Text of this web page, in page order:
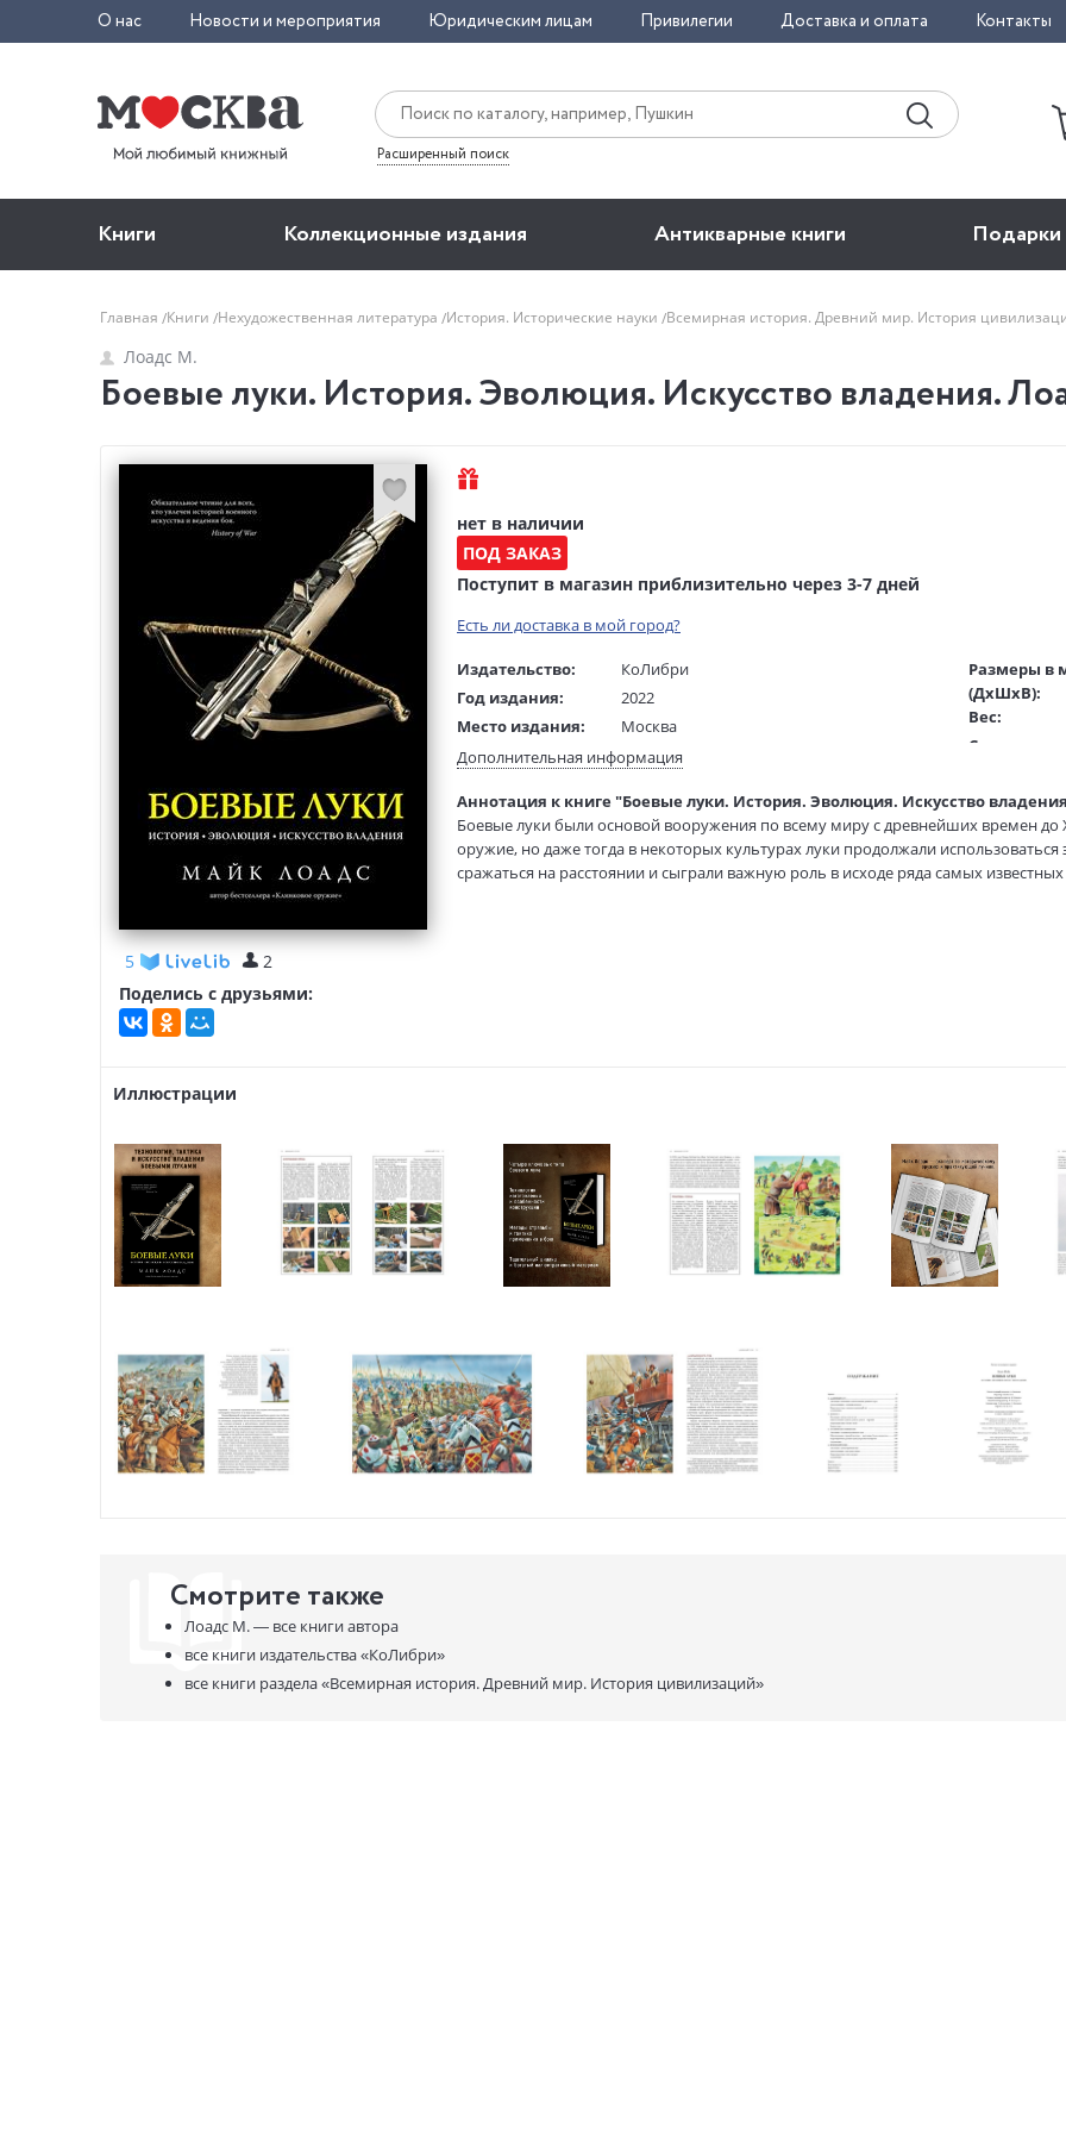
О нас Новости и мероприятия Юридическим лицам Привилегии Доставка и оплата Контакты
Расширенный поиск
Книги Коллекционные издания Антикварные книги Подарки
Главная Книги Нехудожественная литература История. Исторические науки Всемирная история. Древний мир. История
Лоадс М.
Боевые луки. История. Эволюция. Искусство владения.
5
2
Поделись с друзьями:
нет в наличии
ПОД ЗАКАЗ
Поступит в магазин приблизительно через 3-7 дней
Есть ли доставка в мой город?
Издательство:
КоЛибри
Год издания:
2022
Место издания:
Москва
Возраст:
16+
Язык оригинала:
английский
Перевод:
Мягкова Е.
Тип обложки:
Твердый переплет + суперобложка
Размеры в
(ДхШхВ):
Вес:
Страниц:
Код товара:
Артикул:
ISBN:
Дополнительная информация
Аннотация к книге "Боевые луки. История. Эволюция. Искусство
Боевые луки были основой вооружения по всему миру с древнейших времен до
оружие, но даже тогда в некоторых культурах луки продолжали
сражаться на расстоянии и сыграли важную роль в исходе ряда самых
Иллюстрации
Смотрите также
Лоадс М. — все книги автора
все книги издательства«КоЛибри»
все книги раздела«Всемирная история. Древний мир. История цивилизаций»